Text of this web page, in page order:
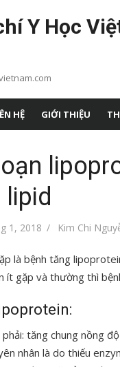
Y Học
HỆ GIỚI THIỆU
lipid
1, 2018
Tác
Kim Chi
là bệnh tăng
ít gặp và thường thì
phải: tăng chung nồng độ
nhân là do thiếu